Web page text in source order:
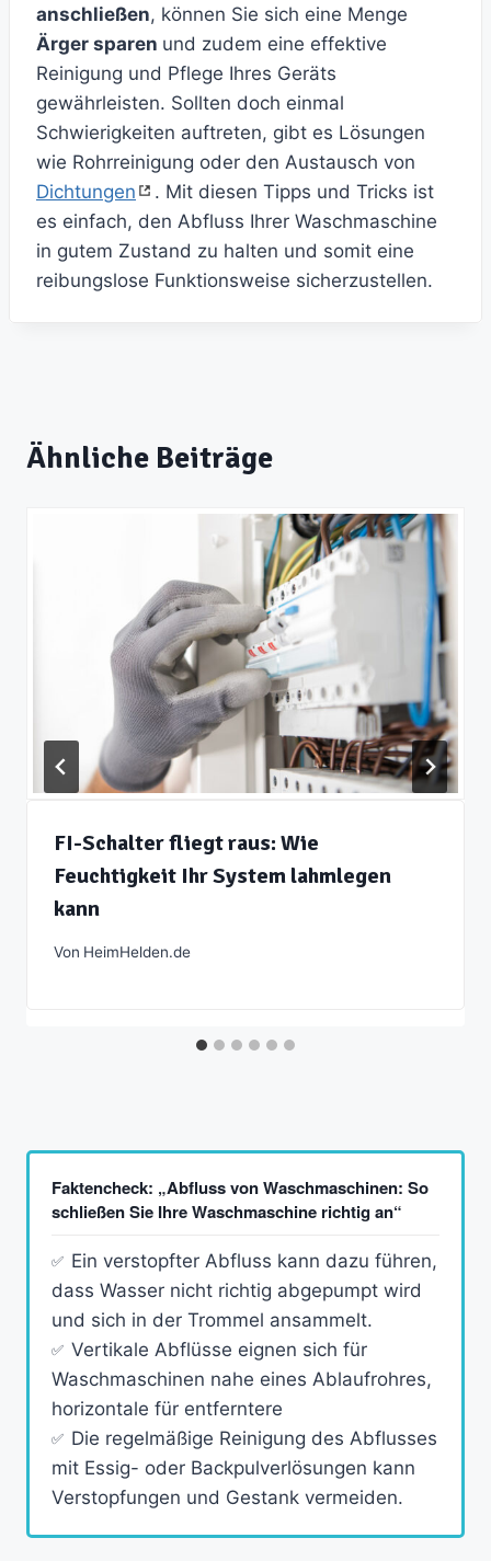
anschließen, können Sie sich eine Menge
Ärger sparen und zudem eine effektive
Reinigung und Pflege Ihres Geräts
gewährleisten. Sollten doch einmal
Schwierigkeiten auftreten, gibt es Lösungen
wie Rohrreinigung oder den Austausch von
Dichtungen
. Mit diesen Tipps und Tricks ist
es einfach, den Abfluss Ihrer Waschmaschine
in gutem Zustand zu halten und somit eine
reibungslose Funktionsweise sicherzustellen.
Ähnliche Beiträge
FI-Schalter fliegt raus: Wie
Feuchtigkeit Ihr System lahmlegen
kann
Von HeimHelden.de
Faktencheck: „Abfluss von Waschmaschinen: So
schließen Sie Ihre Waschmaschine richtig an“
Ein verstopfter Abfluss kann dazu führen,
dass Wasser nicht richtig abgepumpt wird
und sich in der Trommel ansammelt.
Vertikale Abflüsse eignen sich für
Waschmaschinen nahe eines Ablaufrohres,
horizontale für entferntere
Die regelmäßige Reinigung des Abflusses
mit Essig- oder Backpulverlösungen kann
Verstopfungen und Gestank vermeiden.